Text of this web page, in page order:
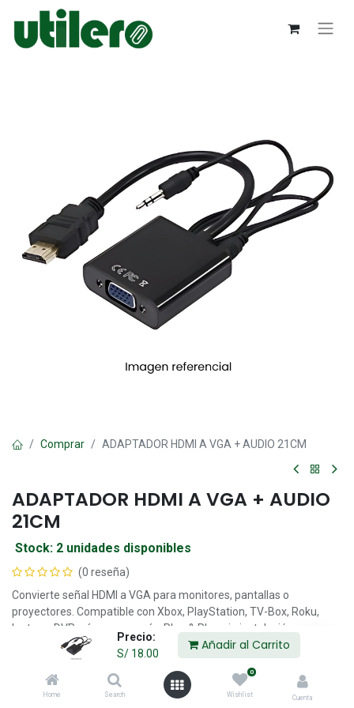
Precio:
S/ 18.00
Añadir al Carrito
Home Search
0
Wishlist Cuenta
Comprar ADAPTADOR HDMI A VGA + AUDIO 21CM
ADAPTADOR HDMI A VGA + AUDIO
21CM
Stock: 2 unidades disponibles
(0 reseña)
Convierte señal HDMI a VGA para monitores, pantallas o
proyectores. Compatible con Xbox, PlayStation, TV-Box, Roku,
laptops, DVR, cámaras, y más. Plug & Play, sin instalación.
18.00